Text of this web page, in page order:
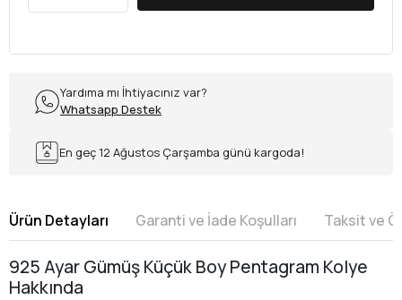
Yardıma mı İhtiyacınız var?
Whatsapp Destek
En geç 12 Ağustos Çarşamba günü kargoda!
Ürün Detayları Garanti ve İade Koşulları Taksit ve
925 Ayar Gümüş Küçük Boy Pentagram Kolye
Hakkında